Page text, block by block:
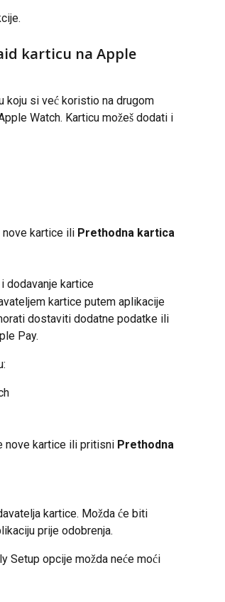
karticu na Apple
koju si već koristio na drugom
Watch. Karticu možeš dodati i
nove kartice ili Prethodna kartica
dodavanje kartice
kartice putem aplikacije
dostaviti dodatne podatke ili
Pay.
nove kartice ili pritisni Prethodna
kartice. Možda će biti
prije odobrenja.
Setup opcije možda neće moći